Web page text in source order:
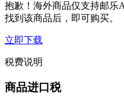
抱歉！海外商品仅支持邮乐
找到该商品后，即可购买。
立即下载
税费说明
商品进口税